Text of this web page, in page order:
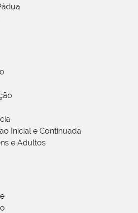
Inicial e Continuada
e Adultos